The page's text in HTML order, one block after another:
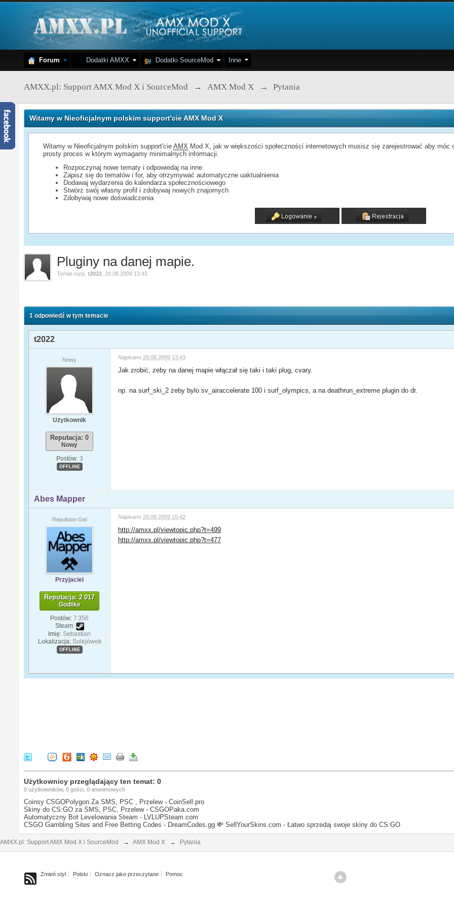
Forum Dodatki AMXX Dodatki SourceMod Inne
AMXX.pl: Support AMX Mod X i SourceMod → AMX Mod X → Pytania
Witamy w Nieoficjalnym polskim support'cie AMX Mod X
Witamy w Nieoficjalnym polskim support'cieAMX Mod X, jak w większości społeczności internetowych musisz się zarejestrować aby
prosty proces w którym wymagamy minimalnych informacji.
Rozpoczynaj nowe tematy i odpowiedaj na inne
Zapisz się do tematów i for, aby otrzymywać automatyczne uaktualnienia
Dodawaj wydarzenia do kalendarza społecznościowego
Stwórz swój własny profil i zdobywaj nowych znajomych
Zdobywaj nowe doświadczenia
Pluginy na danej mapie.
Temat rozp.t2022 28.08.2009 13:43
1 odpowiedź w tym temacie
t2022
Nowy
Użytkownik
Reputacja: 0
Nowy
Postów: 3
OFFLINE
Napisano 28.08.2009 13:43
Jak zrobić, zeby na danej mapie włączał się taki i taki plug, cvary.
np. na surf_ski_2 żeby bylo sv_airaccelerate 100 i surf_olympics, a na deathrun_extreme plugin do dr.
Abes Mapper
Repulsion Gel
Przyjaciel
Reputacja: 2 017
Godlike
Postów: 7 356
Steam:
Imię: Sebastian
Lokalizacja: Sulejówek
OFFLINE
Napisano 28.08.2009 15:42
http://amxx.pl/viewtopic.php?t=499
http://amxx.pl/viewtopic.php?t=477
Użytkownicy przeglądający ten temat: 0
0 użytkowników, 0 gości, 0 anonimowych
Coinsy CSGOPolygon Za SMS, PSC , Przelew - CoinSell.pro
Skiny do CS:GO za SMS, PSC, Przelew - CSGOPaka.com
Automatyczny Bot Levelowania Steam - LVLUPSteam.com
CSGO Gambling Sites and Free Betting Codes - DreamCodes.gg 💸 SellYourSkins.com - Łatwo sprzedaj swoje skiny do CS:GO
AMXX.pl: Support AMX Mod X i SourceMod → AMX Mod X → Pytania
Zmień styl Polski Oznacz jako przeczytane Pomoc